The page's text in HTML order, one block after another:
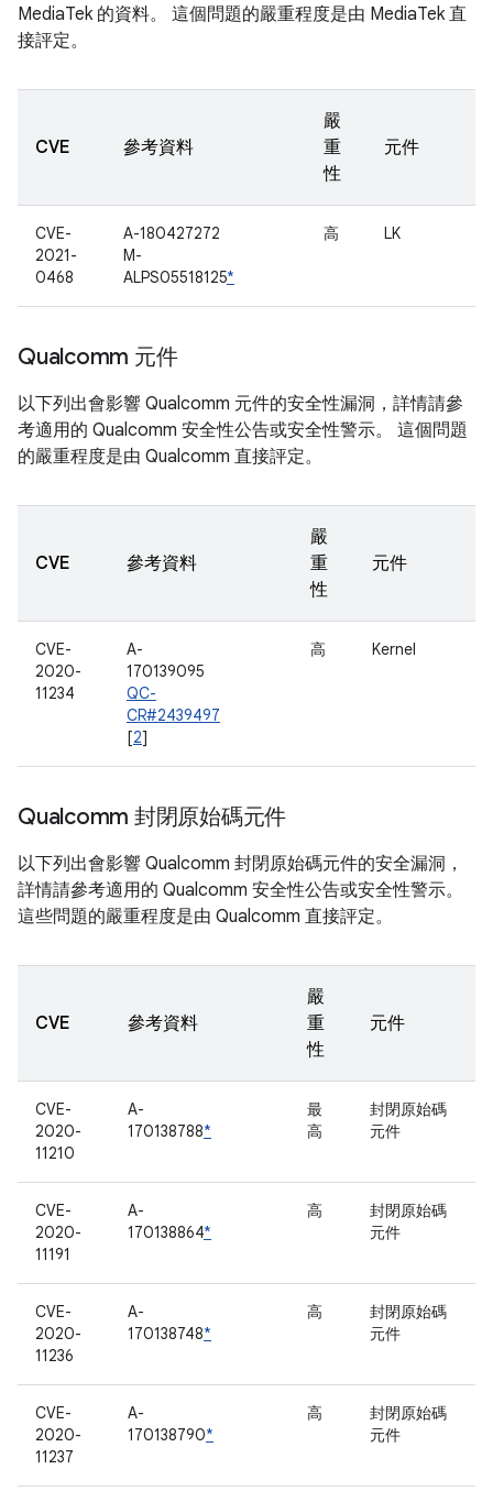
MediaTek 的資料。 這個問題的嚴重程度是由 MediaTek 直
接評定。
CVE 參考資料
嚴
重
性
元件
CVE-
2021-
0468
A-180427272
M-
ALPS05518125*
高 LK
Qualcomm 元件
以下列出會影響 Qualcomm 元件的安全性漏洞，詳情請參
考適用的 Qualcomm 安全性公告或安全性警示。 這個問題
的嚴重程度是由 Qualcomm 直接評定。
CVE 參考資料
嚴
重
性
元件
CVE-
2020-
11234
A-
170139095
QC-
CR#2439497
[2]
高 Kernel
Qualcomm 封閉原始碼元件
以下列出會影響 Qualcomm 封閉原始碼元件的安全漏洞，
詳情請參考適用的 Qualcomm 安全性公告或安全性警示。
這些問題的嚴重程度是由 Qualcomm 直接評定。
CVE 參考資料
嚴
重
性
元件
CVE-
2020-
11210
A-
170138788*
最
高
封閉原始碼
元件
CVE-
2020-
11191
A-
170138864*
高
封閉原始碼
元件
CVE-
2020-
11236
A-
170138748*
高
封閉原始碼
元件
CVE-
2020-
11237
A-
170138790*
高
封閉原始碼
元件